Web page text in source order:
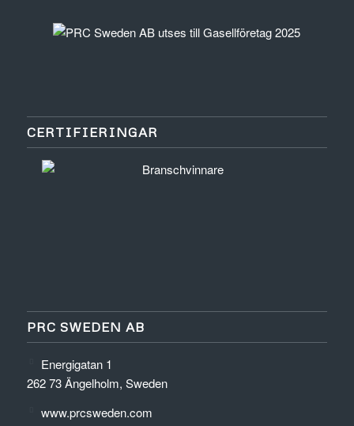
CERTIFIERINGAR
PRC SWEDEN AB
Energigatan 1
262 73 Ängelholm, Sweden
www.prcsweden.com